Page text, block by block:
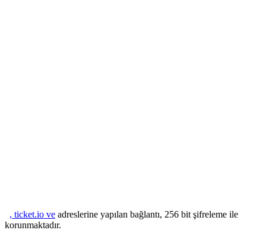
, ticket.io ve adreslerine yapılan bağlantı, 256 bit şifreleme ile
korunmaktadır.